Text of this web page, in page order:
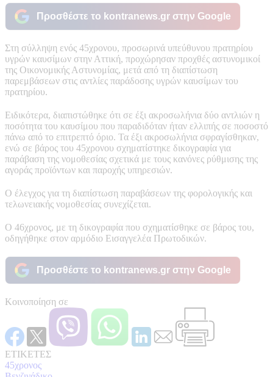
Προσθέστε το kontranews.gr στην Google
Στη σύλληψη ενός 45χρονου, προσωρινά υπεύθυνου πρατηρίου
υγρών καυσίμων στην Αττική, προχώρησαν προχθές αστυνομικοί
της Οικονομικής Αστυνομίας, μετά από τη διαπίστωση
παρεμβάσεων στις αντλίες παράδοσης υγρών καυσίμων του
πρατηρίου.
Ειδικότερα, διαπιστώθηκε ότι σε έξι ακροσωλήνια δύο αντλιών η
ποσότητα του καυσίμου που παραδιδόταν ήταν ελλιπής σε ποσοστό
πάνω από το επιτρεπτό όριο. Τα έξι ακροσωλήνια σφραγίσθηκαν,
ενώ σε βάρος του 45χρονου σχηματίστηκε δικογραφία για
παράβαση της νομοθεσίας σχετικά με τους κανόνες ρύθμισης της
αγοράς προϊόντων και παροχής υπηρεσιών.
Ο έλεγχος για τη διαπίστωση παραβάσεων της φορολογικής και
τελωνειακής νομοθεσίας συνεχίζεται.
Ο 46χρονος, με τη δικογραφία που σχηματίσθηκε σε βάρος του,
οδηγήθηκε στον αρμόδιο Εισαγγελέα Πρωτοδικών.
Προσθέστε το kontranews.gr στην Google
Κοινοποίηση σε
ΕΤΙΚΕΤΕΣ
45χρονος